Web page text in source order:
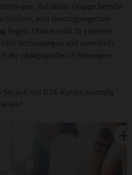
Bei dieser Gruppe besteht
weil Ganztagsangebote
liegen. Unsere rund 30 externen
Verbindungen und vermitteln
die pädagogischen Erfahrungen
Sie sich mit GTA-Kursen einmalig
ein?